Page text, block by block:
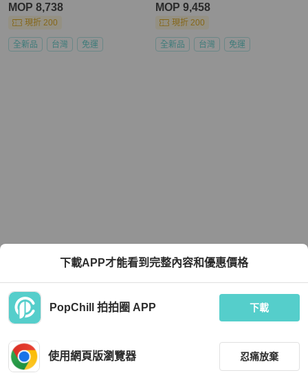
MOP 8,738
現折 200
全新品 台灣 免運
MOP 9,458
現折 200
全新品 台灣 免運
下載APP才能看到完整內容和優惠價格
PopChill 拍拍圈 APP 下載
使用網頁版瀏覽器 忍痛放棄